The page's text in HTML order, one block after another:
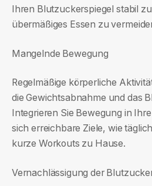
Ihren Blutzuckerspiegel stabil
übermäßiges Essen zu
Mangelnde Bewegung
Regelmäßige körperliche
die Gewichtsabnahme und das
Integrieren Sie Bewegung in
sich erreichbare Ziele, wie
kurze Workouts zu Hause.
Vernachlässigung der